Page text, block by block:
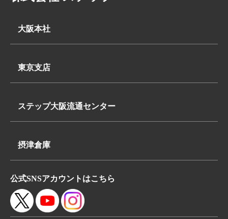
大阪本社
大阪府高槻市下田部町2丁目7-2
FAX:072-648-3312
東京支店
埼玉県八潮市浮塚624-1
FAX:048-950-8260
ステップ大阪流通センター
大阪府高槻市下田部町2丁目7-2
FAX:072-648-3312
摂津倉庫
大阪府摂津市鳥飼本町4丁目5-19
公式SNSアカウントはこちら